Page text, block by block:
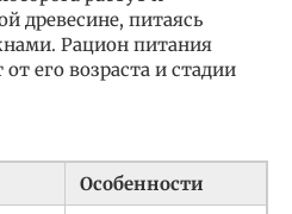
древесине, питаясь
Рацион питания
его возраста и стадии
Особенности